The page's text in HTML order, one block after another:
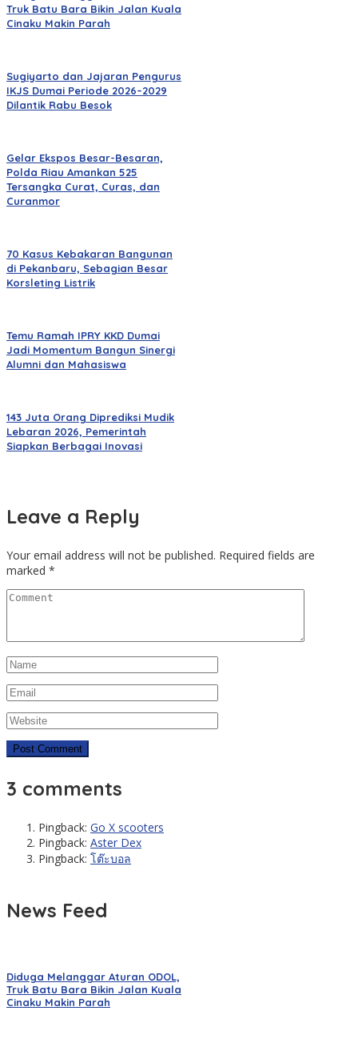
Truk Batu Bara Bikin Jalan Kuala
Cinaku Makin Parah
Sugiyarto dan Jajaran Pengurus
IKJS Dumai Periode 2026–2029
Dilantik Rabu Besok
Gelar Ekspos Besar-Besaran,
Polda Riau Amankan 525
Tersangka Curat, Curas, dan
Curanmor
70 Kasus Kebakaran Bangunan
di Pekanbaru, Sebagian Besar
Korsleting Listrik
Temu Ramah IPRY KKD Dumai
Jadi Momentum Bangun Sinergi
Alumni dan Mahasiswa
143 Juta Orang Diprediksi Mudik
Lebaran 2026, Pemerintah
Siapkan Berbagai Inovasi
Leave a Reply
Your email address will not be published. Required fields are
marked *
3 comments
Pingback: Go X scooters
Pingback: Aster Dex
Pingback: โต๊ะบอล
News Feed
Diduga Melanggar Aturan ODOL,
Truk Batu Bara Bikin Jalan Kuala
Cinaku Makin Parah